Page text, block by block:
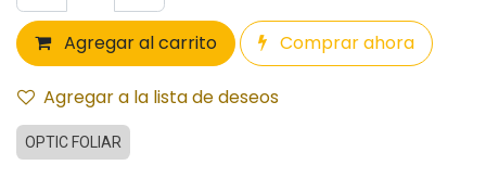
Agregar al carrito Comprar ahora
Agregar a la lista de deseos
OPTIC FOLIAR